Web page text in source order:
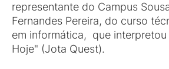
representante do Campus
Fernandes Pereira, do curso
em informática, que interpretou
Hoje" (Jota Quest).